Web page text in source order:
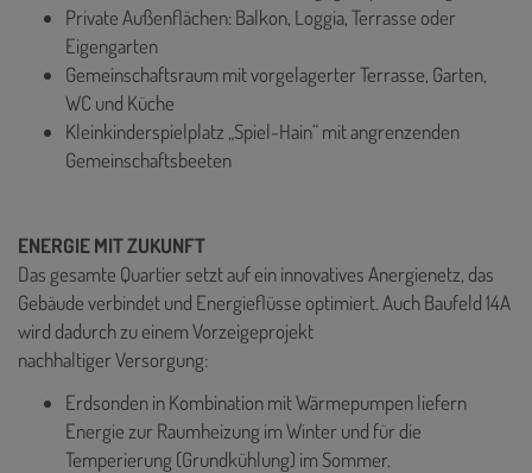
Private Außenflächen: Balkon, Loggia, Terrasse oder
Eigengarten
Gemeinschaftsraum mit vorgelagerter Terrasse, Garten,
WC und Küche
Kleinkinderspielplatz „Spiel-Hain“ mit angrenzenden
Gemeinschaftsbeeten
ENERGIE MIT ZUKUNFT
Das gesamte Quartier setzt auf ein innovatives Anergienetz, das
Gebäude verbindet und Energieflüsse optimiert. Auch Baufeld 14A
wird dadurch zu einem Vorzeigeprojekt
nachhaltiger Versorgung:
Erdsonden in Kombination mit Wärmepumpen liefern
Energie zur Raumheizung im Winter und für die
Temperierung (Grundkühlung) im Sommer.